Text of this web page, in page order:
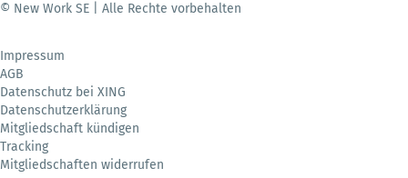
© New Work SE | Alle Rechte vorbehalten
Impressum
AGB
Datenschutz bei XING
Datenschutzerklärung
Mitgliedschaft kündigen
Tracking
Mitgliedschaften widerrufen